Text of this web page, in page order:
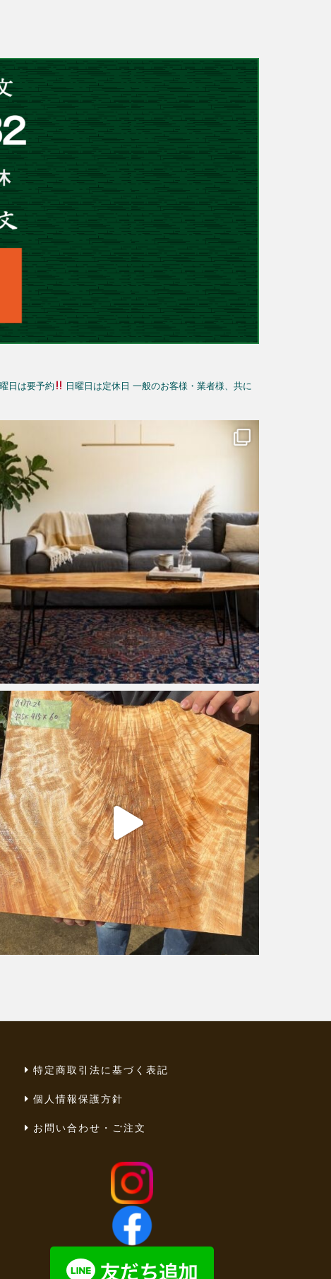
日は要予約 日曜日は定休日 一般のお客様・業者様、共に
特定商取引法に基づく表記
個人情報保護方針
お問い合わせ・ご注文